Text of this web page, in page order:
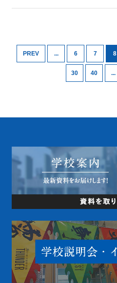
PREV ... 6 7 8
30 40 ...